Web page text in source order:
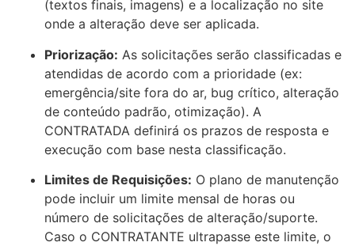
(textos finais, imagens) e a localização no site
onde a alteração deve ser aplicada.
Priorização: As solicitações serão classificadas e
atendidas de acordo com a prioridade (ex:
emergência/site fora do ar, bug crítico, alteração
de conteúdo padrão, otimização). A
CONTRATADA definirá os prazos de resposta e
execução com base nesta classificação.
Limites de Requisições: O plano de manutenção
pode incluir um limite mensal de horas ou
número de solicitações de alteração/suporte.
Caso o CONTRATANTE ultrapasse este limite, o